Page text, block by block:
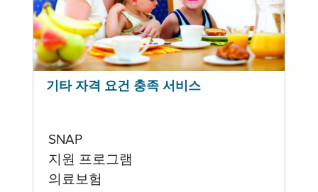
기타 자격 요건 충족 서비스
SNAP
지원 프로그램
의료보험